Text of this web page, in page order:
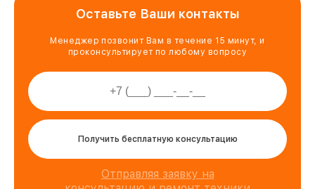
Оставьте Ваши контакты
Менеджер позвонит Вам в течение 15 минут, и
проконсультирует по любому вопросу
Получить бесплатную консультацию
Отправляя заявку на